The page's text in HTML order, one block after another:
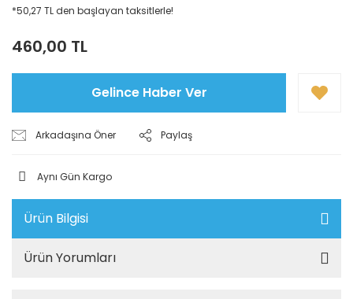
*50,27 TL den başlayan taksitlerle!
460,00 TL
Gelince Haber Ver
Arkadaşına Öner Paylaş
Aynı Gün Kargo
Ürün Bilgisi
Ürün Yorumları